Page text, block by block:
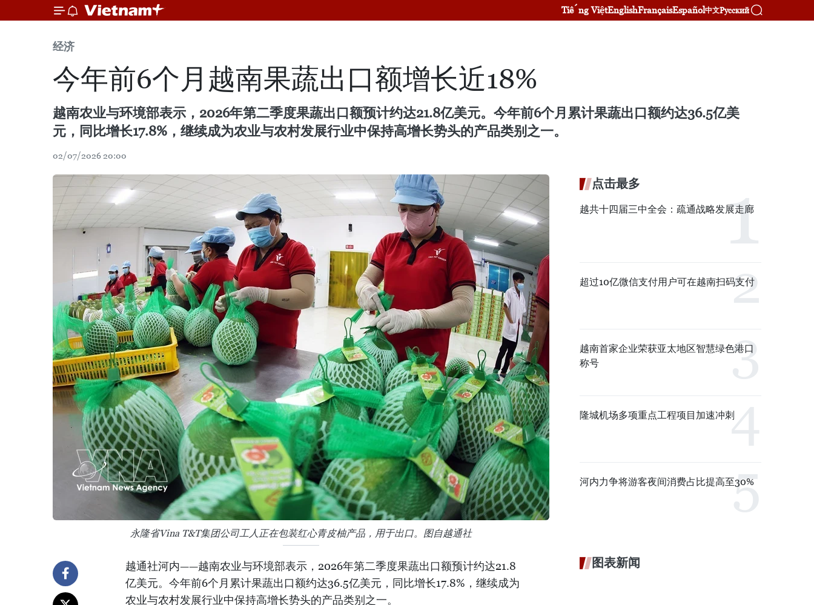
Tiếng ViệtEnglishFrançaisEspañol中文Русский
经济
今年前6个月越南果蔬出口额增长近18%
越南农业与环境部表示，2026年第二季度果蔬出口额预计约达21.8亿美元。今年前6个月累计果蔬出口额约达36.5亿美
元，同比增长17.8%，继续成为农业与农村发展行业中保持高增长势头的产品类别之一。
02/07/2026 20:00
永隆省Vina T&T集团公司工人正在包装红心青皮柚产品，用于出口。图自越通社
越通社河内——越南农业与环境部表示，2026年第二季度果蔬出口额预计约达21.8
亿美元。今年前6个月累计果蔬出口额约达36.5亿美元，同比增长17.8%，继续成为
农业与农村发展行业中保持高增长势头的产品类别之一。
点击最多
越共十四届三中全会：疏通战略发展走廊
超过10亿微信支付用户可在越南扫码支付
越南首家企业荣获亚太地区智慧绿色港口
称号
隆城机场多项重点工程项目加速冲刺
河内力争将游客夜间消费占比提高至30%
图表新闻